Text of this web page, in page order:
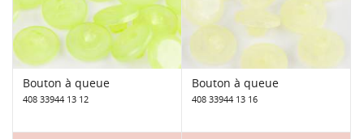
Bouton à queue
408 33944 13 12
Bouton à queue
408 33944 13 16